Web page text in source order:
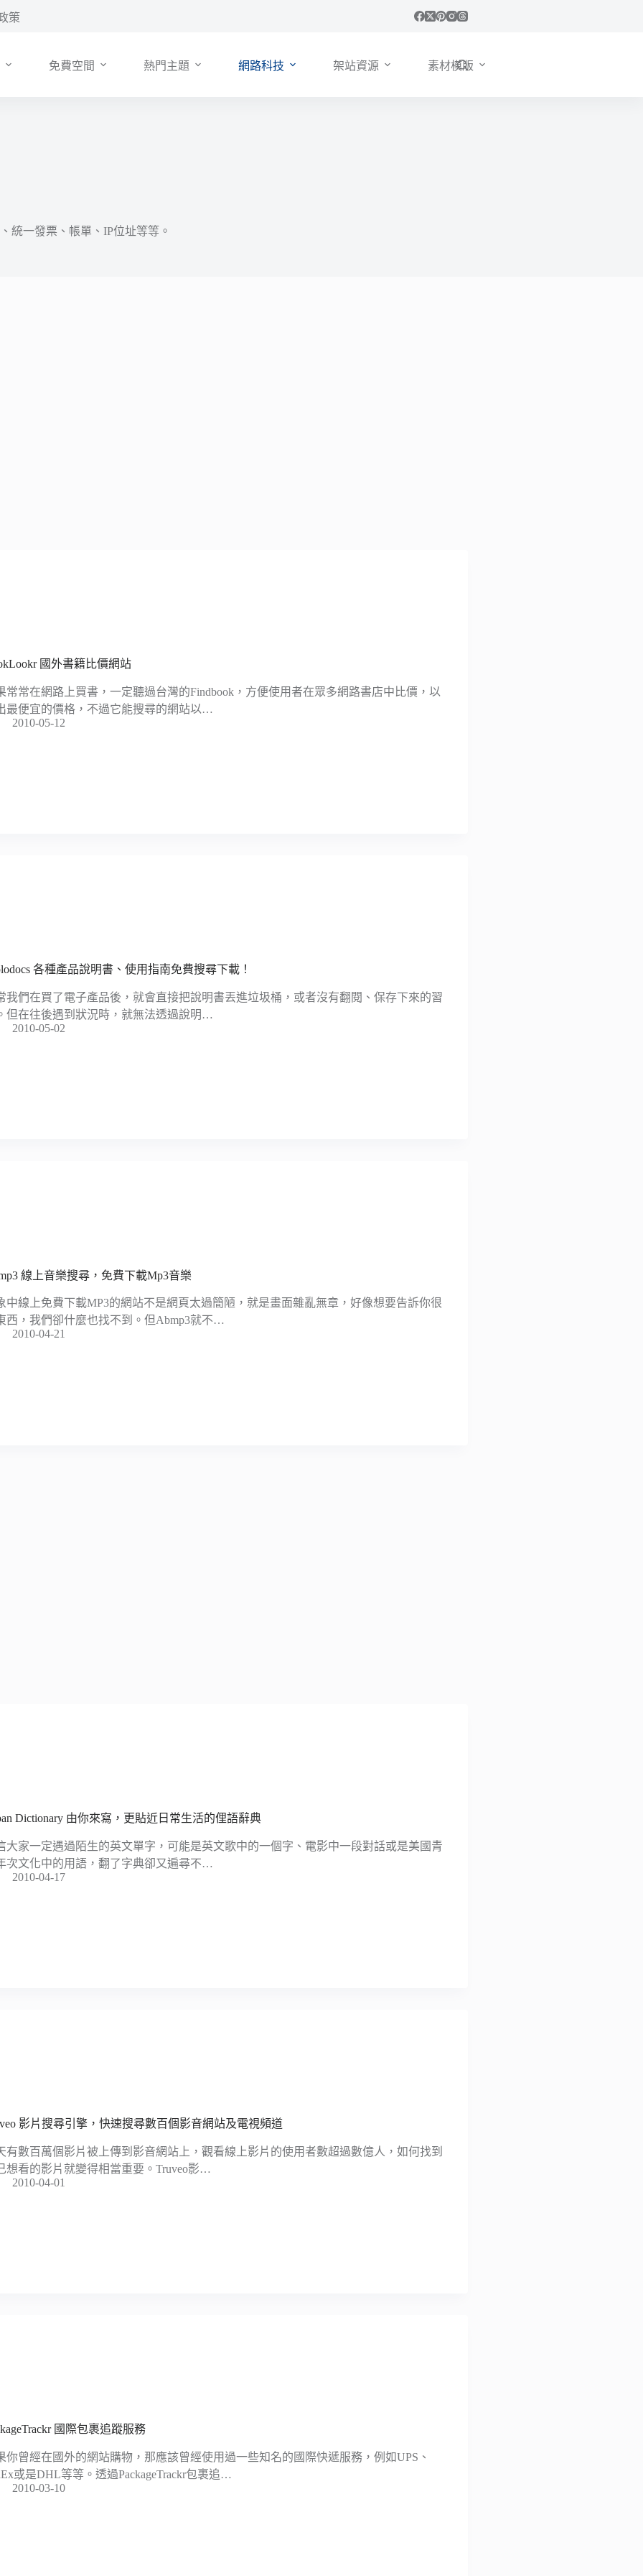
策
免費空間 熱門主題 網路科技 架站資源 素材模版
統一發票、帳單、IP位址等等。
國外書籍比價網站
常常在網路上買書，一定聽過台灣的Findbook，方便使用者在眾多網路書店中比價，以
最便宜的價格，不過它能搜尋的網站以…
2010-05-12
各種產品說明書、使用指南免費搜尋下載！
我們在買了電子產品後，就會直接把說明書丟進垃圾桶，或者沒有翻閱、保存下來的習
但在往後遇到狀況時，就無法透過說明…
2010-05-02
線上音樂搜尋，免費下載Mp3音樂
中線上免費下載MP3的網站不是網頁太過簡陋，就是畫面雜亂無章，好像想要告訴你很
西，我們卻什麼也找不到。但Abmp3就不…
2010-04-21
Dictionary 由你來寫，更貼近日常生活的俚語辭典
大家一定遇過陌生的英文單字，可能是英文歌中的一個字、電影中一段對話或是美國青
次文化中的用語，翻了字典卻又遍尋不…
2010-04-17
影片搜尋引擎，快速搜尋數百個影音網站及電視頻道
有數百萬個影片被上傳到影音網站上，觀看線上影片的使用者數超過數億人，如何找到
想看的影片就變得相當重要。Truveo影…
2010-04-01
國際包裹追蹤服務
你曾經在國外的網站購物，那應該曾經使用過一些知名的國際快遞服務，例如UPS、
或是DHL等等。透過PackageTrackr包裹追…
2010-03-10